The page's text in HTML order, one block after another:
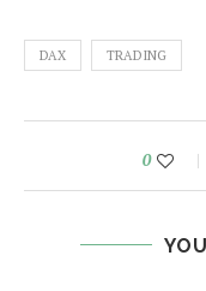
DAX TRADING
0